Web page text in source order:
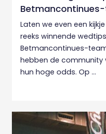
Laten we even een
reeks winnende
Betmancontinues-
hebben de community
hun hoge odds. Op ...